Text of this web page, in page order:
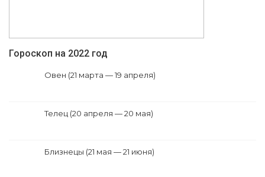
Гороскоп на 2022 год
Овен (21 марта — 19 апреля)
Телец (20 апреля — 20 мая)
Близнецы (21 мая — 21 июня)